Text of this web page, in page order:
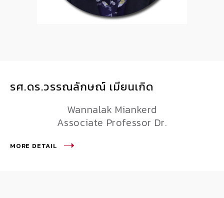
รศ.ดร.วรรณลักษณ์ เมียนเกิด
Wannalak Miankerd
Associate Professor Dr.
MORE DETAIL